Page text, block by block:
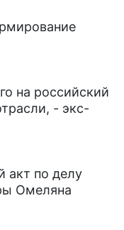
на российский
- экс-
акт по делу
Омеляна